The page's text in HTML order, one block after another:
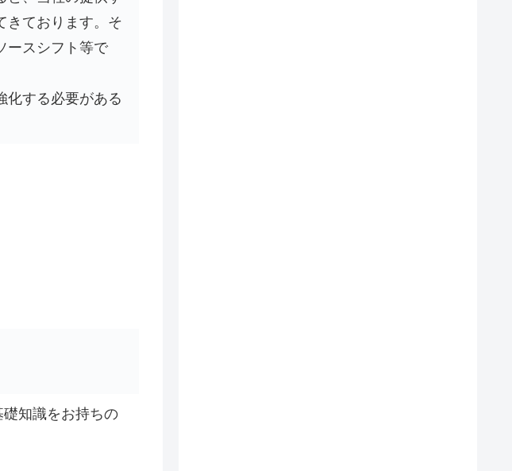
きております。そ
ースシフト等で
化する必要がある
知識をお持ちの